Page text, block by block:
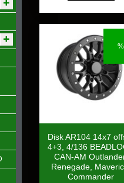
%
Disk AR104 14x7
4+3, 4/136
CAN-AM
Renegade,
Commander